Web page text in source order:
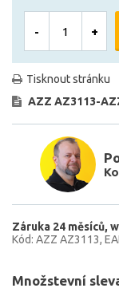
- +
Tisknout stránku
AZZ AZ3113-
Záruka 24 měsíců
Kód: AZZ AZ3113
Množstevní